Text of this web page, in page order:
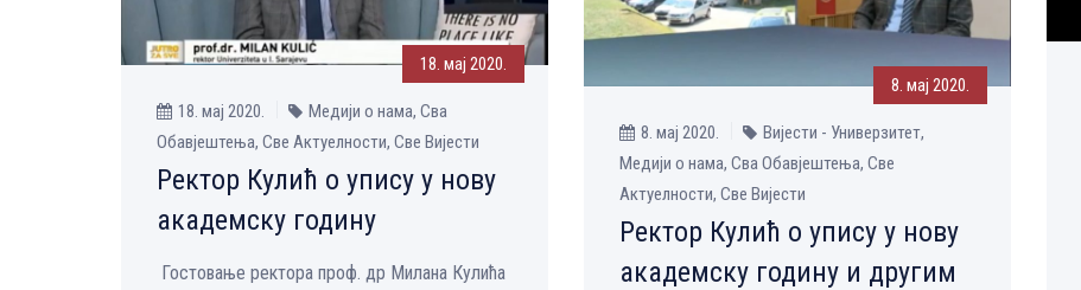
18. мај 2020.
18. мај 2020.
Медији о нама, Сва
Обавјештења, Све Aктуелности, Све Вијести
Ректор Кулић о упису у нову
академску годину
Гостовање ректора проф. др Милана Кулића
8. мај 2020.
8. мај 2020.
Вијести - Универзитет,
Медији о нама, Сва Обавјештења, Све
Aктуелности, Све Вијести
Ректор Кулић о упису у нову
академску годину и другим